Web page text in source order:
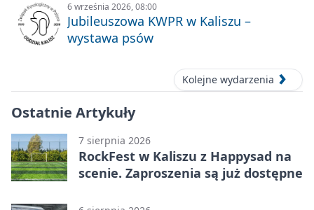
6 września 2026, 08:00
Jubileuszowa KWPR w Kaliszu –
wystawa psów
Kolejne wydarzenia
Ostatnie Artykuły
7 sierpnia 2026
RockFest w Kaliszu z Happysad na
scenie. Zaproszenia są już dostępne